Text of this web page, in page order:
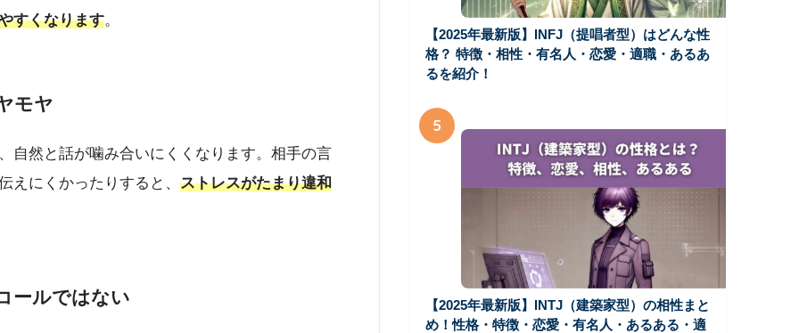
すくなります。
モヤ
自然と話が噛み合いにくくなります。相手の言
えにくかったりすると、 ストレスがたまり違和
ールではない
【2025年最新版】INFJ（提唱者型）はどんな性
格？ 特徴・相性・有名人・恋愛・適職・あるあ
るを紹介！
5
【2025年最新版】INTJ（建築家型）の相性まと
め！性格・特徴・恋愛・有名人・あるある・適